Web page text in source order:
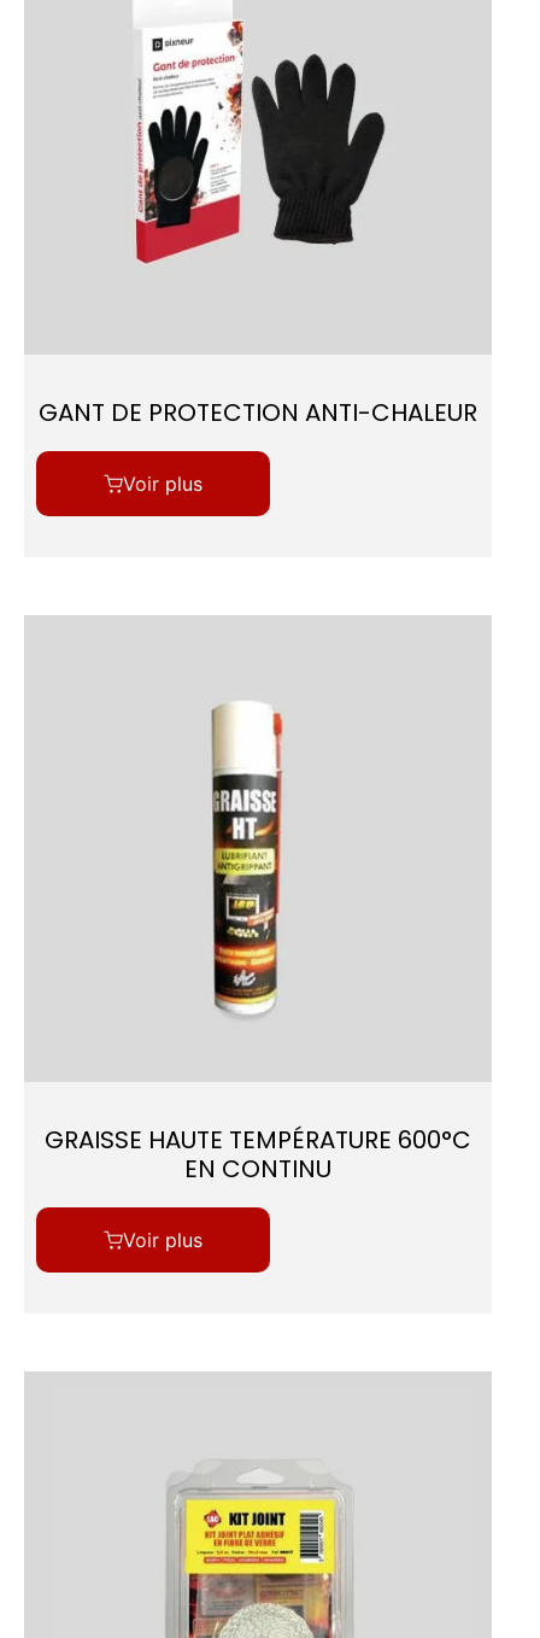
GANT DE PROTECTION ANTI-CHALEUR
Voir plus
GRAISSE HAUTE TEMPÉRATURE 600°C
EN CONTINU
Voir plus